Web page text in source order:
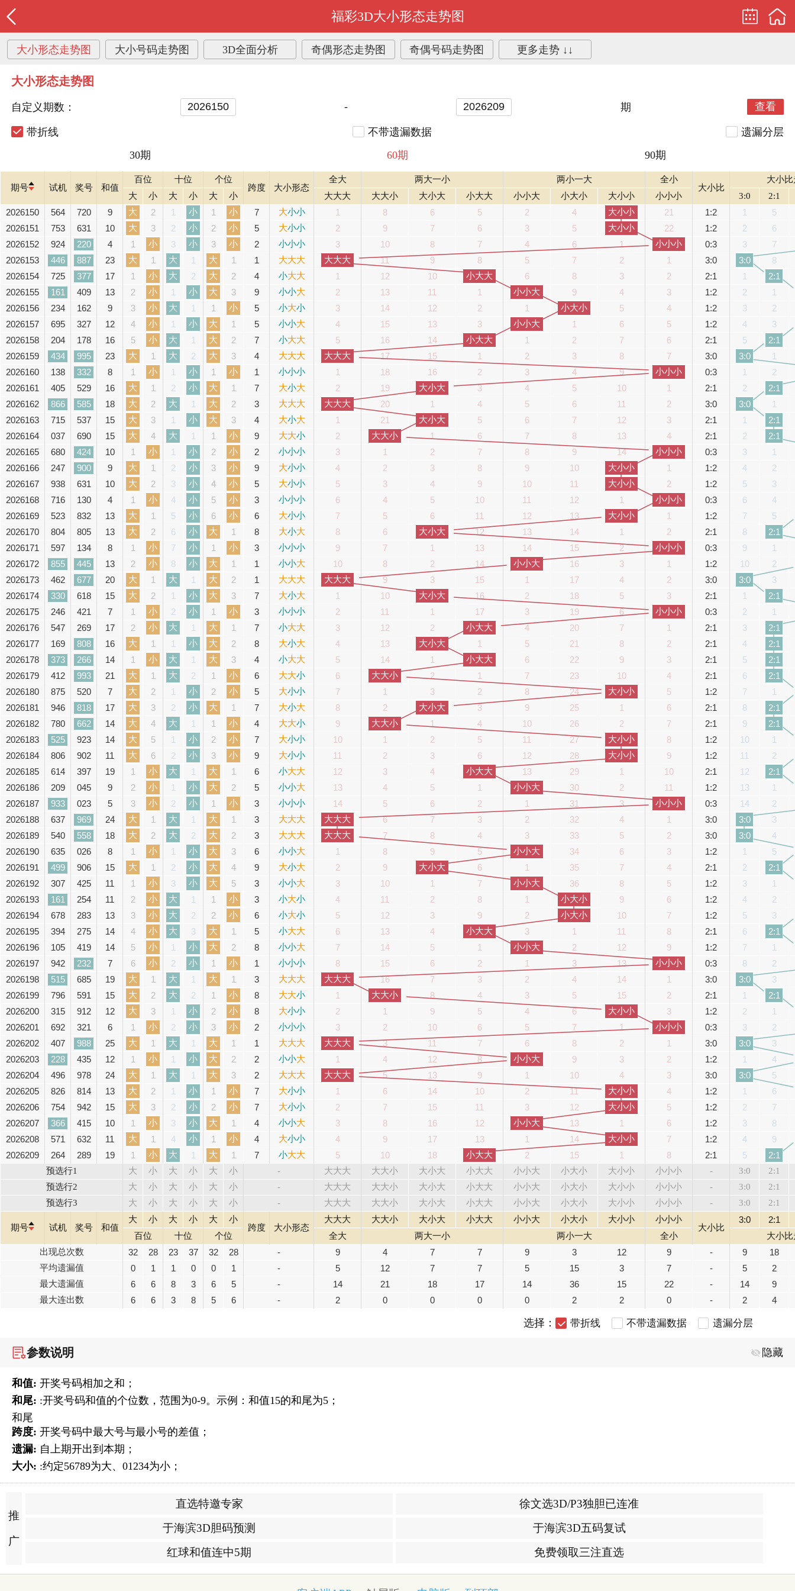
福彩3D大小形态走势图
大小形态走势图 大小号码走势图 3D全面分析 奇偶形态走势图 奇偶号码走势图 更多走势 ↓↓
大小形态走势图
自定义期数： - 期 查看
带折线 不带遗漏数据
遗漏分层
30期
60期 90期
期号 试机 奖号 和值
百位 十位
个位
跨度
大小形态
全大 两大一小 两小一大
全小
大小比
大小
大
小 大 小 大 小 大大大 大大小 大小大 小大大 小小大 小大小 大小小 小小小 3:0 2:1
2026150 564 720 9 大 2 1 小 1 小 7 大小小 1 8 6 5 2 4 大小小 21 1:2 1
5
2026151
753 631 10 大 3 2 小 2 小 5 大小小 2 9 7 6 3 5 大小小 22 1:2 2
6
2026152
924 220 4 1 小 3 小 3 小 2 小小小 3 10 8 7 4 6 1 小小小 0:3 3
7
2026153
446 887 23 大 1 大 1 大 1 1 大大大 大大大 11 9 8 5 7 2 1 3:0 3:0
8
2026154
725 377 17 1 小 大 2 大 2 4 小大大 1 12 10 小大大 6 8 3 2 2:1 1
2:1
2026155
161 409 13 2 小 1 小 大 3 9 小小大 2 13 11 1 小小大 9 4 3 1:2 2
1
2026156
234 162 9 3 小 大 1 1 小 5 小大小 3 14 12 2 1 小大小 5 4 1:2 3
2
2026157
695 327 12 4 小 1 小 大 1 5 小小大 4 15 13 3 小小大 1 6 5 1:2 4
3
2026158
204 178 16 5 小 大 1 大 2 7 小大大 5 16 14 小大大 1 2 7 6 2:1 5
2:1
2026159
434 995 23 大 1 大 2 大 3 4 大大大 大大大 17 15 1 2 3 8 7 3:0 3:0
1
2026160
138 332 8 1 小 1 小 1 小 1 小小小 1 18 16 2 3 4 9 小小小 0:3 1
2
2026161
405 529 16 大 1 2 小 大 1 7 大小大 2 19 大小大 3 4 5 10 1 2:1 2
2:1
2026162
866 585 18 大 2 大 1 大 2 3 大大大 大大大 20 1 4 5 6 11 2 3:0 3:0
1
2026163
715 537 15 大 3 1 小 大 3 4 大小大 1 21 大小大 5 6 7 12 3 2:1 1
2:1
2026164
037 690 15 大 4 大 1 1 小 9 大大小 2 大大小 1 6 7 8 13 4 2:1 2
2:1
2026165
680 424 10 1 小 1 小 2 小 2 小小小 3 1 2 7 8 9 14 小小小 0:3 3
1
2026166
247 900 9 大 1 2 小 3 小 9 大小小 4 2 3 8 9 10 大小小 1 1:2 4
2
2026167
938 631 10 大 2 3 小 4 小 5 大小小 5 3 4 9 10 11 大小小 2 1:2 5
3
2026168
716 130 4 1 小 4 小 5 小 3 小小小 6 4 5 10 11 12 1 小小小 0:3 6
4
2026169
523 832 13 大 1 5 小 6 小 6 大小小 7 5 6 11 12 13 大小小 1 1:2 7
5
2026170
804 805 13 大 2 6 小 大 1 8 大小大 8 6 大小大 12 13 14 1 2 2:1 8
2:1
2026171
597 134 8 1 小 7 小 1 小 3 小小小 9 7 1 13 14 15 2 小小小 0:3 9
1
2026172
855 445 13 2 小 8 小 大 1 1 小小大 10 8 2 14 小小大 16 3 1 1:2 10
2
2026173
462 677 20 大 1 大 1 大 2 1 大大大 大大大 9 3 15 1 17 4 2 3:0 3:0
3
2026174
330 618 15 大 2 1 小 大 3 7 大小大 1 10 大小大 16 2 18 5 3 2:1 1
2:1
2026175
246 421 7 1 小 2 小 1 小 3 小小小 2 11 1 17 3 19 6 小小小 0:3 2
1
2026176
547 269 17 2 小 大 1 大 1 7 小大大 3 12 2 小大大 4 20 7 1 2:1 3
2:1
2026177
169 808 16 大 1 1 小 大 2 8 大小大 4 13 大小大 1 5 21 8 2 2:1 4
2:1
2026178
373 266 14 1 小 大 1 大 3 4 小大大 5 14 1 小大大 6 22 9 3 2:1 5
2:1
2026179
412 993 21 大 1 大 2 1 小 6 大大小 6 大大小 2 1 7 23 10 4 2:1 6
2:1
2026180
875 520 7 大 2 1 小 2 小 5 大小小 7 1 3 2 8 24 大小小 5 1:2 7
1
2026181
946 818 17 大 3 2 小 大 1 7 大小大 8 2 大小大 3 9 25 1 6 2:1 8
2:1
2026182
780 662 14 大 4 大 1 1 小 4 大大小 9 大大小 1 4 10 26 2 7 2:1 9
2:1
2026183
525 923 14 大 5 1 小 2 小 7 大小小 10 1 2 5 11 27 大小小 8 1:2 10
1
2026184
806 902 11 大 6 2 小 3 小 9 大小小 11 2 3 6 12 28 大小小 9 1:2 11
2
2026185
614 397 19 1 小 大 1 大 1 6 小大大 12 3 4 小大大 13 29 1 10 2:1 12
2:1
2026186
209 045 9 2 小 1 小 大 2 5 小小大 13 4 5 1 小小大 30 2 11 1:2 13
1
2026187
933 023 5 3 小 2 小 1 小 3 小小小 14 5 6 2 1 31 3 小小小 0:3 14
2
2026188
637 969 24 大 1 大 1 大 1 3 大大大 大大大 6 7 3 2 32 4 1 3:0 3:0
3
2026189
540 558 18 大 2 大 2 大 2 3 大大大 大大大 7 8 4 3 33 5 2 3:0 3:0
4
2026190
635 026 8 1 小 1 小 大 3 6 小小大 1 8 9 5 小小大 34 6 3 1:2 1
5
2026191
499 906 15 大 1 2 小 大 4 9 大小大 2 9 大小大 6 1 35 7 4 2:1 2
2:1
2026192
307 425 11 1 小 3 小 大 5 3 小小大 3 10 1 7 小小大 36 8 5 1:2 3
1
2026193
161 254 11 2 小 大 1 1 小 3 小大小 4 11 2 8 1 小大小 9 6 1:2 4
2
2026194
678 283 13 3 小 大 2 2 小 6 小大小 5 12 3 9 2 小大小 10 7 1:2 5
3
2026195
394 275 14 4 小 大 3 大 1 5 小大大 6 13 4 小大大 3 1 11 8 2:1 6
2:1
2026196
105 419 14 5 小 1 小 大 2 8 小小大 7 14 5 1 小小大 2 12 9 1:2 7
1
2026197
942 232 7 6 小 2 小 1 小 1 小小小 8 15 6 2 1 3 13 小小小 0:3 8
2
2026198
515 685 19 大 1 大 1 大 1 3 大大大 大大大 16 7 3 2 4 14 1 3:0 3:0
3
2026199
796 591 15 大 2 大 2 1 小 8 大大小 1 大大小 8 4 3 5 15 2 2:1 1
2:1
2026200
315 912 12 大 3 1 小 2 小 8 大小小 2 1 9 5 4 6 大小小 3 1:2 2
1
2026201
692 321 6 1 小 2 小 3 小 2 小小小 3 2 10 6 5 7 1 小小小 0:3 3
2
2026202
407 988 25 大 1 大 1 大 1 1 大大大 大大大 3 11 7 6 8 2 1 3:0 3:0
3
2026203
228 435 12 1 小 1 小 大 2 2 小小大 1 4 12 8 小小大 9 3 2 1:2 1
4
2026204
496 978 24 大 1 大 1 大 3 2 大大大 大大大 5 13 9 1 10 4 3 3:0 3:0
5
2026205
826 814 13 大 2 1 小 1 小 7 大小小 1 6 14 10 2 11 大小小 4 1:2 1
6
2026206
754 942 15 大 3 2 小 2 小 7 大小小 2 7 15 11 3 12 大小小 5 1:2 2
7
2026207
366 415 10 1 小 3 小 大 1 4 小小大 3 8 16 12 小小大 13 1 6 1:2 3
8
2026208
571 632 11 大 1 4 小 1 小 4 大小小 4 9 17 13 1 14 大小小 7 1:2 4
9
2026209
264 289 19 1 小 大 1 大 1 7 小大大 5 10 18 小大大 2 15 1 8 2:1 5 2:1
预选行1 大 小 大 小 大 小 - 大大大 大大小 大小大 小大大 小小大 小大小 大小小 小小小 - 3:0
2:1
预选行2
大 小 大 小 大 小 - 大大大 大大小 大小大 小大大 小小大 小大小 大小小 小小小 - 3:0
2:1
预选行3
大 小 大 小 大 小 - 大大大 大大小 大小大 小大大 小小大 小大小 大小小 小小小 - 3:0 2:1
期号 试机 奖号 和值
大 小 大 小 大
小
跨度
大小形态
大大大 大大小 大小大 小大大 小小大 小大小 大小小
小小小
大小比
3:0
2:1
百位
十位 个位 全大 两大一小 两小一大 全小
大小
出现总次数
32 28 23 37 32 28 - 9 4 7 7 9 3 12 9 - 9
18
平均遗漏值
0 1 1 0 0 1 - 5 12 7 7 5 15 3 7 - 5
2
最大遗漏值
6 6 8 3 6 5 - 14 21 18 17 14 36 15 22 - 14
9
最大连出数
6 6 3 8 5 6 - 2 0 0 0 0 2 2 0 - 2 4
选择： 带折线 不带遗漏数据 遗漏分层
参数说明 隐藏
和值: 开奖号码相加之和；
和尾: :开奖号码和值的个位数，范围为0-9。示例：和值15的和尾为5；
和尾
跨度: 开奖号码中最大号与最小号的差值；
遗漏: 自上期开出到本期；
大小: :约定56789为大、01234为小；
推
广
直选特邀专家
徐文选3D/P3独胆已连准
于海滨3D胆码预测
于海滨3D五码复试
红球和值连中5期
免费领取三注直选